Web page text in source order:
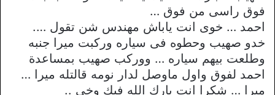
فوق راسى من فوق …
احمد … خوى انت ياباش مهندس شن تقول ….
خدو صهيب وحطوه فى سياره وركبت ميرا جنبه
وطلعت بيهم سياره … ووركب صهيب بمساعدة
احمد لفوق واول ماوصل لدار نومه قالتله ميرا …
ميرا … شكرا انت بارك الله فيك وخى ..